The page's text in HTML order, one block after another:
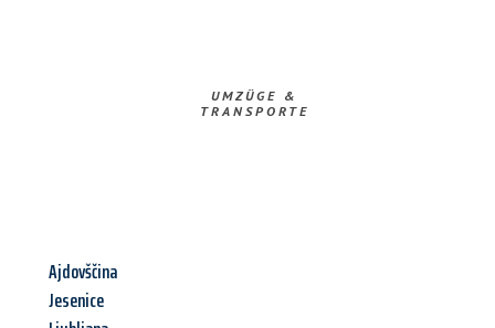
UMZÜGE &
TRANSPORTE
Ajdovščina
Jesenice